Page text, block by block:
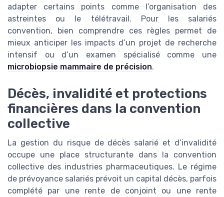
adapter certains points comme l’organisation des
astreintes ou le télétravail. Pour les salariés
convention, bien comprendre ces règles permet de
mieux anticiper les impacts d’un projet de recherche
intensif ou d’un examen spécialisé comme une
microbiopsie mammaire de précision.
Décès, invalidité et protections
financières dans la convention
collective
La gestion du risque de décès salarié et d’invalidité
occupe une place structurante dans la convention
collective des industries pharmaceutiques. Le régime
de prévoyance salariés prévoit un capital décès, parfois
complété par une rente de conjoint ou une rente